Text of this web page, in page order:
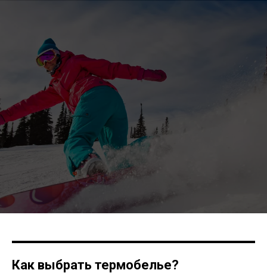
Как выбрать термобелье?